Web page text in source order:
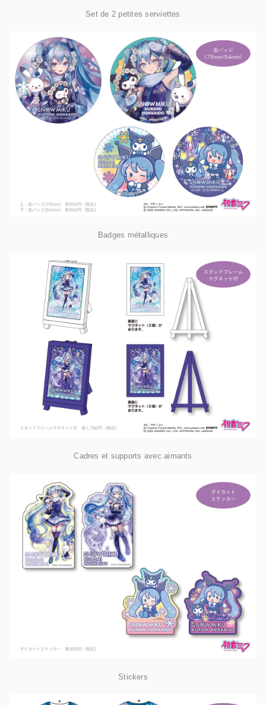
Set de 2 petites serviettes
Badges métalliques
Cadres et supports avec aimants
Stickers